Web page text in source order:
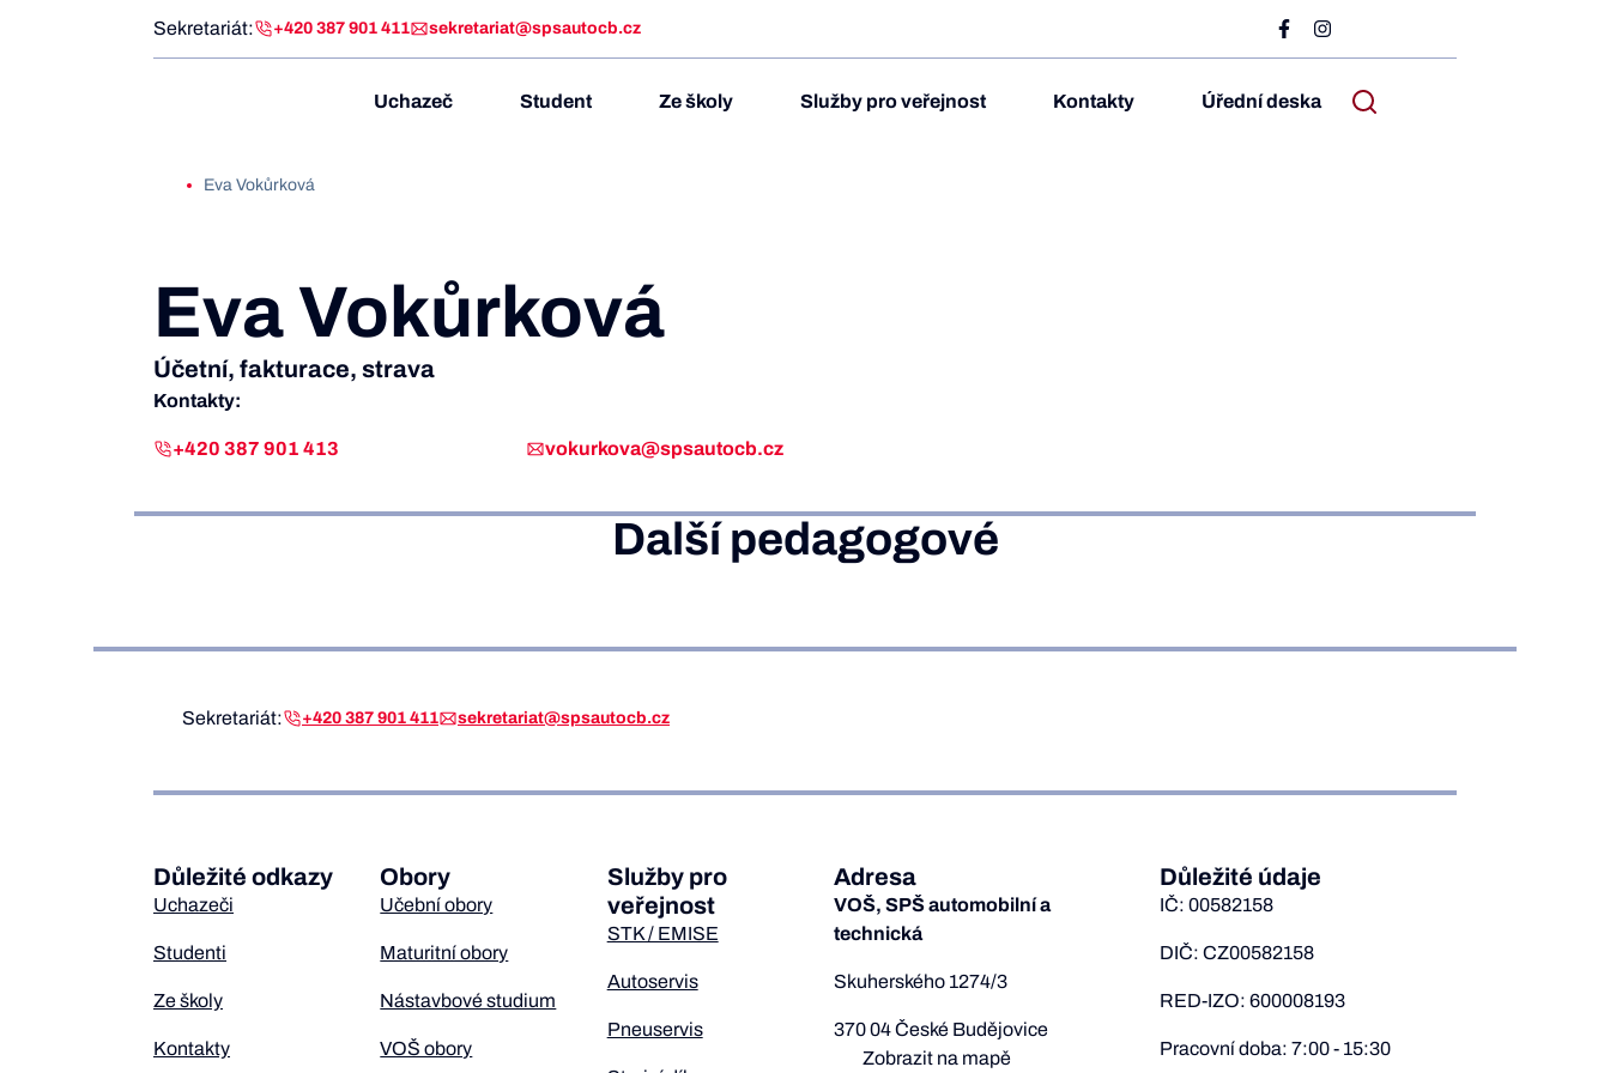
Sekretariát: +420 387 901 411 sekretariat@spsautocb.cz
Uchazeč Student Ze školy Služby pro veřejnost Kontakty Úřední deska
Eva Vokůrková
Eva Vokůrková
Účetní, fakturace, strava
Kontakty:
+420 387 901 413 vokurkova@spsautocb.cz
Další pedagogové
Sekretariát: +420 387 901 411 sekretariat@spsautocb.cz
Důležité odkazy
Uchazeči
Studenti
Ze školy
Kontakty
Obory
Učební obory
Maturitní obory
Nástavbové studium
VOŠ obory
Služby pro
veřejnost
STK / EMISE
Autoservis
Pneuservis
Adresa
VOŠ, SPŠ automobilní a
technická
Skuherského 1274/3
370 04 České Budějovice
Zobrazit na mapě
Důležité údaje
IČ: 00582158
DIČ: CZ00582158
RED-IZO: 600008193
Pracovní doba: 7:00 - 15:30